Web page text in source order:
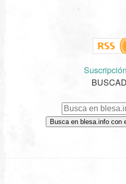
Busca en blesa.info con